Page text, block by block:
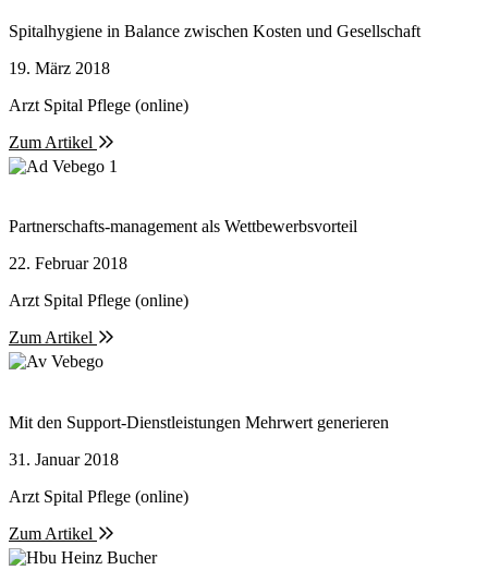
Spitalhygiene in Balance zwischen Kosten und Gesellschaft
19. März 2018
Arzt Spital Pflege (online)
Zum Artikel
Partnerschafts-management als Wettbewerbsvorteil
22. Februar 2018
Arzt Spital Pflege (online)
Zum Artikel
Mit den Support-Dienstleistungen Mehrwert generieren
31. Januar 2018
Arzt Spital Pflege (online)
Zum Artikel